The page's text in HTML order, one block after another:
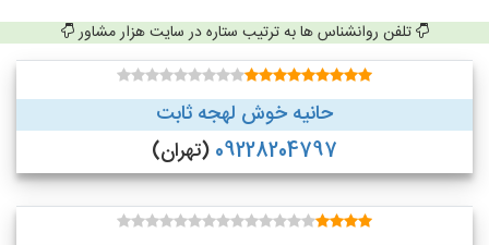
تلفن روانشناس ها به ترتیب ستاره در سایت هزار مشاور
حانیه خوش لهجه ثابت
09228204797 (تهران)